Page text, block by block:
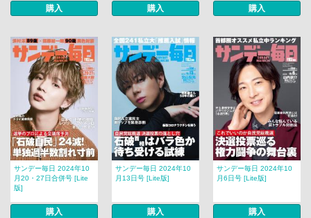
購入 購入 購入
サンデー毎日 2024年10
月20・27日合併号 [Lite
版]
購入
サンデー毎日 2024年10
月13日号 [Lite版]
購入
サンデー毎日 2024年10
月6日号 [Lite版]
購入